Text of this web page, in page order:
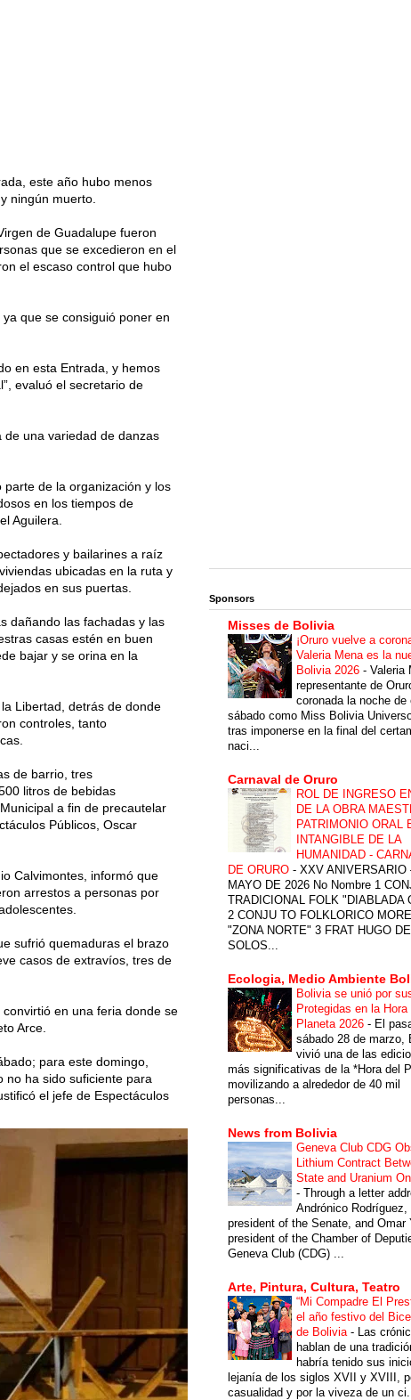
este año hubo menos
ningún muerto.
de Guadalupe fueron
que se excedieron en el
el escaso control que hubo
que se consiguió poner en
en esta Entrada, y hemos
evaluó el secretario de
una variedad de danzas
de la organización y los
en los tiempos de
Aguilera.
y bailarines a raíz
ubicadas en la ruta y
en sus puertas.
dañando las fachadas y las
casas estén en buen
bajar y se orina en la
Libertad, detrás de donde
controles, tanto
de barrio, tres
litros de bebidas
a fin de precautelar
Públicos, Oscar
Calvimontes, informó que
arrestos a personas por
sufrió quemaduras el brazo
casos de extravíos, tres de
en una feria donde se
Arce.
para este domingo,
no ha sido suficiente para
el jefe de Espectáculos
Sponsors
Misses de Bolivia
¡Oruro vuelve a
Valeria Mena es la
Bolivia 2026 - Valeria
representante de
coronada la noche de
sábado como Miss Bolivia
tras imponerse en la final del
naci...
Carnaval de Oruro
ROL DE INGRESO
DE LA OBRA
PATRIMONIO ORAL
INTANGIBLE DE LA
HUMANIDAD -
DE ORURO - XXV ANIVERSARIO
MAYO DE 2026 No Nombre 1
TRADICIONAL FOLK "DIABLADA
2 CONJU TO FOLKLORICO
"ZONA NORTE" 3 FRAT HUGO
SOLOS...
Ecologia, Medio Ambiente
Bolivia se unió por
Protegidas en la Hora
Planeta 2026 - El
sábado 28 de marzo,
vivió una de las
más significativas de la *Hora del
movilizando a alrededor de 40 mil
personas...
News from Bolivia
Geneva Club CDG
Lithium Contract
State and Uranium
- Through a letter
Andrónico Rodríguez,
president of the Senate, and Omar
president of the Chamber of
Geneva Club (CDG) ...
Arte, Pintura, Cultura, Teatro
“Mi Compadre El
el año festivo del
de Bolivia - Las
hablan de una
habría tenido sus
lejanía de los siglos XVII y XVIII,
casualidad y por la viveza de un